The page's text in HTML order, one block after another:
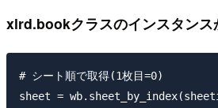
xlrd.bookクラスのインスタンス
# シート順で取得(1枚目=0)
sheet =